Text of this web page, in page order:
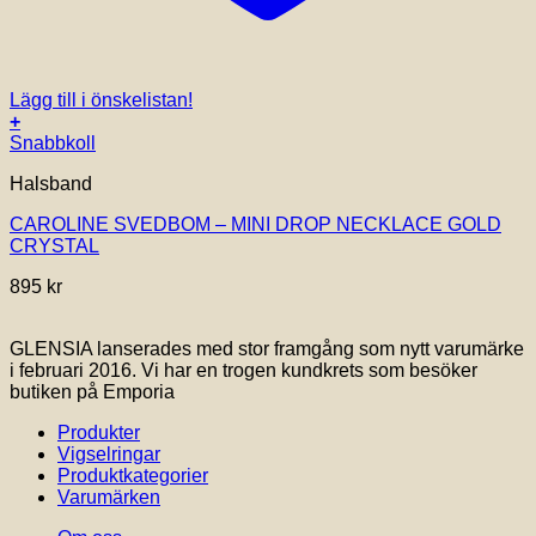
Lägg till i önskelistan!
+
Snabbkoll
Halsband
CAROLINE SVEDBOM – MINI DROP NECKLACE GOLD
CRYSTAL
895 kr
GLENSIA lanserades med stor framgång som nytt varumärke
i februari 2016. Vi har en trogen kundkrets som besöker
butiken på Emporia
Produkter
Vigselringar
Produktkategorier
Varumärken